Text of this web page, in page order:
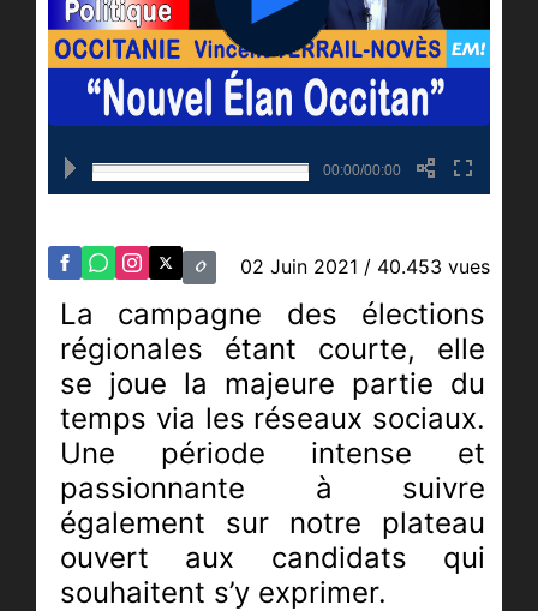
00:00/00:00
02 Juin 2021 / 40.453 vues
La campagne des élections
régionales étant courte, elle
se joue la majeure partie du
temps via les réseaux sociaux.
Une période intense et
passionnante à suivre
également sur notre plateau
ouvert aux candidats qui
souhaitent s’y exprimer.